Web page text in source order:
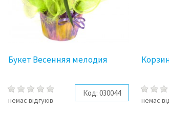
Букет Весенняя мелодия
немає відгуків
Код: 030044
немає